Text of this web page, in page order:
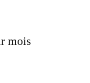
mois